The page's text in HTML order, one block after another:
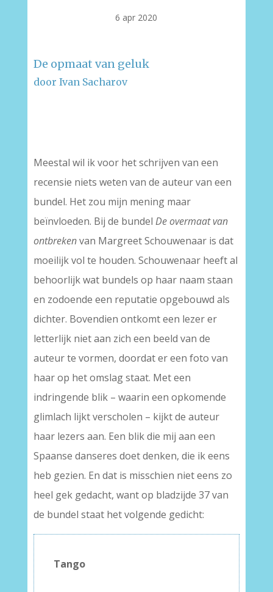
6 apr 2020
De opmaat van geluk
door Ivan Sacharov
Meestal wil ik voor het schrijven van een
recensie niets weten van de auteur van een
bundel. Het zou mijn mening maar
beïnvloeden. Bij de bundel De overmaat van
ontbrekenvan Margreet Schouwenaar is dat
moeilijk vol te houden. Schouwenaar heeft al
behoorlijk wat bundels op haar naam staan
en zodoende een reputatie opgebouwd als
dichter. Bovendien ontkomt een lezer er
letterlijk niet aan zich een beeld van de
auteur te vormen, doordat er een foto van
haar op het omslag staat. Met een
indringende blik – waarin een opkomende
glimlach lijkt verscholen – kijkt de auteur
haar lezers aan. Een blik die mij aan een
Spaanse danseres doet denken, die ik eens
heb gezien. En dat is misschien niet eens zo
heel gek gedacht, want op bladzijde 37 van
de bundel staat het volgende gedicht:
Tango